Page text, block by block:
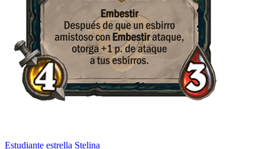
Estudiante estrella Stelina